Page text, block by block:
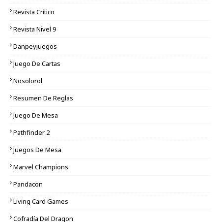
Revista Crítico
Revista Nivel 9
Danpeyjuegos
Juego De Cartas
Nosolorol
Resumen De Reglas
Juego De Mesa
Pathfinder 2
Juegos De Mesa
Marvel Champions
Pandacon
Living Card Games
Cofradía Del Dragon